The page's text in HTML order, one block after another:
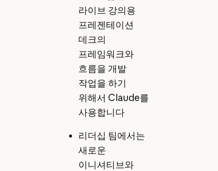
라이브 강의용
프레젠테이션
데크의
프레임워크와
흐름을 개발
작업을 하기
위해서 Claude를
사용합니다
리더십 팀에서는
새로운
이니셔티브와